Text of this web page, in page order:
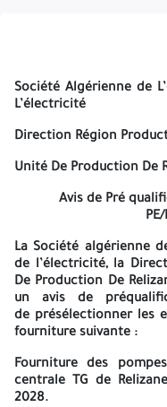
des offres. Les
première étape le
référence aux prix,
énumérées dans le cahier
plis est publique et
extérieure devra être
d’entreprises N° 04/S-
et pièces de rechange
offres pour une période
de remise des offres.
pour l’exercice 2026,
Société Algérienne de
L’électricité
Direction Région
Unité De Production De
Avis de Pré
La Société algérienne
de l’électricité, la
De Production De
un avis de
de présélectionner les
fourniture suivante :
Fourniture des
centrale TG de
2028.